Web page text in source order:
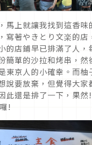
馬上就讓我找到這香味
寫著やきとり文楽的店
的店鋪早已排滿了人，
簡單的沙拉和烤串，然
東京人的小確幸。而柚
說要放棄，但覺得大家
此還是排了一下，果然
!